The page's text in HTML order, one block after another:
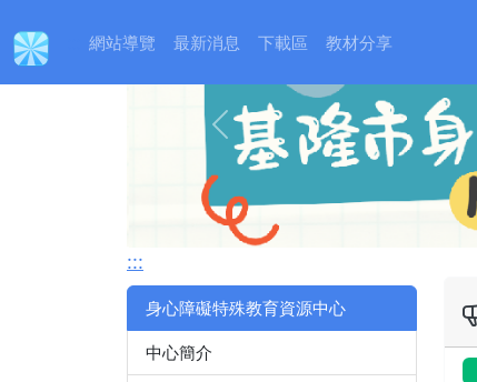
網站導覽 最新消息 下載區 教材分享
Previous
:::
身心障礙特殊教育資源中心
中心簡介